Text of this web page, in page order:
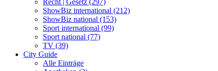
Recht | Gesetz (297)
ShowBiz international (212)
ShowBiz national (153)
Sport international (99)
Sport national (77)
TV (39)
City Guide
Alle Einträge